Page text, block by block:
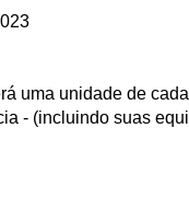
uma unidade de
- (incluindo suas